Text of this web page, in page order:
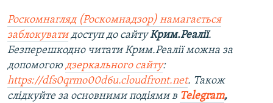
Роскомнагляд (Роскомнадзор) намагається
заблокуватидоступ до сайтуКрим.Реалії.
Безперешкодно читати Крим.Реалії можна за
допомогою дзеркального сайту:
https://dfs0qrmo00d6u.cloudfront.net. Також
слідкуйте за основними подіями в Telegram,